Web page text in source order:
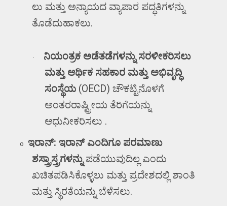
ಲು ಮತ್ತು ಅನ್ಯಾಯದ ವ್ಯಾಪಾರ ಪದ್ಧತಿಗಳನ್ನು
ತೊಡೆದುಹಾಕಲು.
·
ನಿಯಂತ್ರಕ ಅಡೆತಡೆಗಳನ್ನು ಸರಳೀಕರಿಸಲು
ಮತ್ತು ಆರ್ಥಿಕ ಸಹಕಾರ ಮತ್ತು ಅಭಿವೃದ್ಧಿ
ಸಂಸ್ಥೆಯ (OECD)ಚೌಕಟ್ಟಿನೊಳಗೆ
ಅಂತರರಾಷ್ಟ್ರೀಯ ತೆರಿಗೆಯನ್ನು
ಆಧುನೀಕರಿಸಲು .
o ಇರಾನ್: ಇರಾನ್ ಎಂದಿಗೂ ಪರಮಾಣು
ಶಸ್ತ್ರಾಸ್ತ್ರಗಳನ್ನು ಪಡೆಯುವುದಿಲ್ಲ ಎಂದು
ಖಚಿತಪಡಿಸಿಕೊಳ್ಳಲು ಮತ್ತು ಪ್ರದೇಶದಲ್ಲಿ ಶಾಂತಿ
ಮತ್ತು ಸ್ಥಿರತೆಯನ್ನು ಬೆಳೆಸಲು.